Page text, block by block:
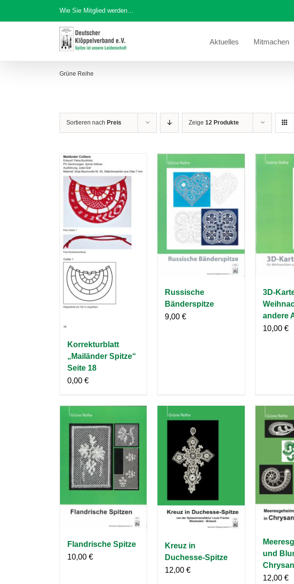
Inhalt
Wie Sie Mitglied werden…
Aktuelles Mitmachen
Grüne Reihe
Sortieren nach Preis Zeige 12 Produkte
Korrekturblatt
„Mailänder Spitze“
Seite 18
0,00 €
Russische
Bänderspitze
9,00€
3D-
andere
10,00 €
Flandrische Spitze
10,00 €
Kreuz in
Duchesse-Spitze
12,00€
und
12,00 €